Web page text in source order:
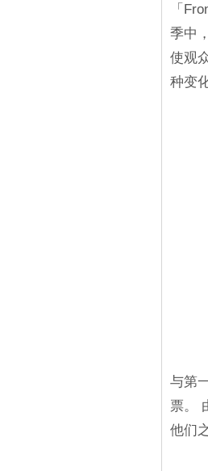
「
季中
使观
种变
与第
票。
他们